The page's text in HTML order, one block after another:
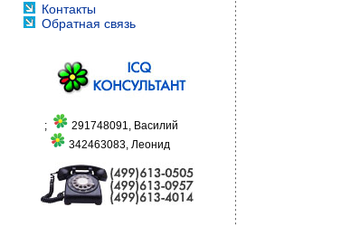
Контакты
Обратная связь
;
291748091, Василий
342463083, Леонид